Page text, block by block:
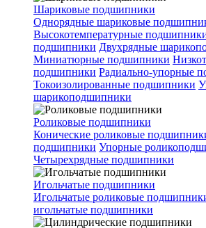
Шариковые подшипники
Однорядные шариковые
Высокотемпературные
подшипники Двухрядные
Миниатюрные подшипники
подшипники Радиально-упорные
Токоизолированные подшипники
шарикоподшипники
Роликовые подшипники
Конические роликовые
подшипники Упорные
Четырехрядные подшипники
Игольчатые подшипники
Игольчатые роликовые
игольчатые подшипники